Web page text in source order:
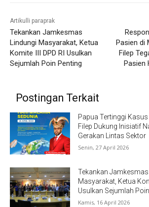
Artikulli paraprak
Tekankan Jamkesmas
Lindungi Masyarakat, Ketua
Komite III DPD RI Usulkan
Sejumlah Poin Penting
Pasien di
Filep
Pasien
Postingan Terkait
Papua Tertinggi
Filep Dukung Inisiatif
Gerakan Lintas Sektor
Senin, 27 April 2026
Tekankan
Masyarakat, Ketua
Usulkan Sejumlah
Kamis, 16 April 2026